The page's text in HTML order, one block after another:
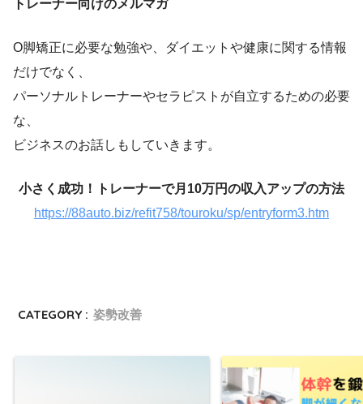
トレーナー向けのメルマガ
O脚矯正に必要な勉強や、ダイエットや健康に関する情報
だけでなく、
パーソナルトレーナーやセラピストが自立するための必要
な、
ビジネスのお話しもしていきます。
小さく成功！トレーナーで月10万円の収入アップの方法
https://88auto.biz/refit758/touroku/sp/entryform3.htm
CATEGORY : 姿勢改善